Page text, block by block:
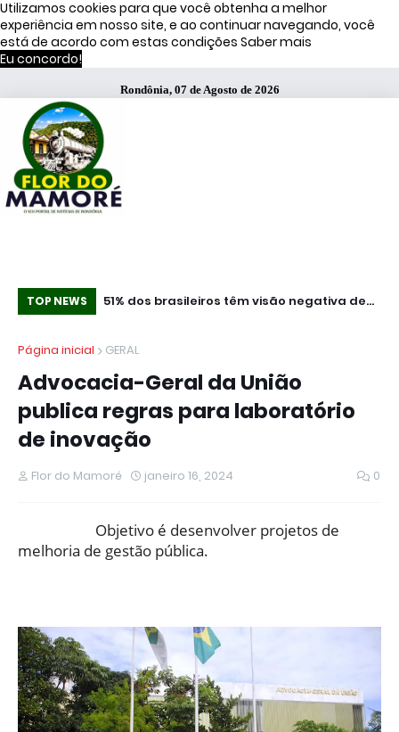
Utilizamos cookies para que você obtenha a melhor
experiência em nosso site, e ao continuar navegando, você
está de acordo com estas condições Saber mais
Eu concordo!
Rondônia, 07 de Agosto de 2026
TOP NEWS
Operação
51% dos brasileiros têm visão negativa de
Página inicial
GERAL
Advocacia-Geral da União
publica regras para laboratório
de inovação
Flor do Mamoré janeiro 16, 2024 0
Objetivo é desenvolver projetos de
melhoria de gestão pública.